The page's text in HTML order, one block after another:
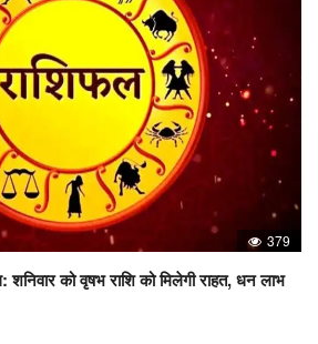
379
को वृषभ राशि को मिलेगी राहत, धन लाभ